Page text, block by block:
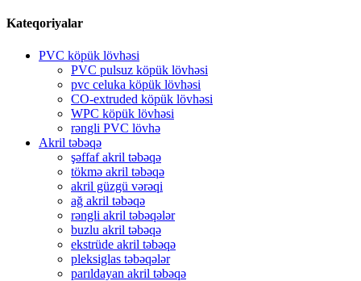
Kateqoriyalar
PVC köpük lövhəsi
PVC pulsuz köpük lövhəsi
pvc celuka köpük lövhəsi
CO-extruded köpük lövhəsi
WPC köpük lövhəsi
rəngli PVC lövhə
Akril təbəqə
şəffaf akril təbəqə
tökmə akril təbəqə
akril güzgü vərəqi
ağ akril təbəqə
rəngli akril təbəqələr
buzlu akril təbəqə
ekstrüde akril təbəqə
pleksiglas təbəqələr
parıldayan akril təbəqə